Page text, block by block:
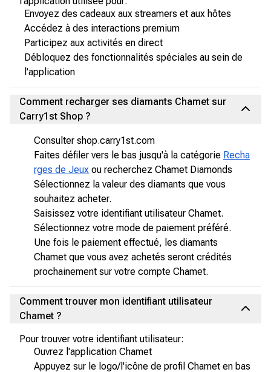
Envoyez des cadeaux aux streamers et aux hôtes
Accédez à des interactions premium
Participez aux activités en direct
Débloquez des fonctionnalités spéciales au sein de
l'application
Comment recharger ses diamants Chamet sur
Carry1st Shop ?
Consulter shop.carry1st.com
Faites défiler vers le bas jusqu'à la catégorie Recha
rges de Jeux ou recherchez Chamet Diamonds
Sélectionnez la valeur des diamants que vous
souhaitez acheter.
Saisissez votre identifiant utilisateur Chamet.
Sélectionnez votre mode de paiement préféré.
Une fois le paiement effectué, les diamants
Chamet que vous avez achetés seront crédités
prochainement sur votre compte Chamet.
Comment trouver mon identifiant utilisateur
Chamet ?
Pour trouver votre identifiant utilisateur:
Ouvrez l'application Chamet
Appuyez sur le logo/l'icône de profil Chamet en bas